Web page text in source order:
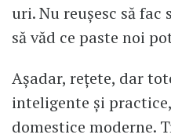
uri. Nu reușesc să
să văd ce paste noi
Așadar, rețete, dar
inteligente și
domestice moderne.